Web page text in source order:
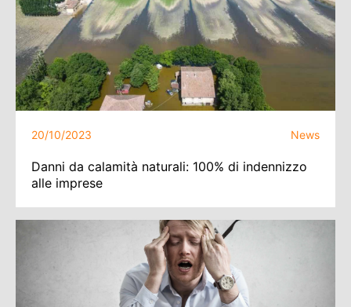
20/10/2023 News
Danni da calamità naturali: 100% di indennizzo
alle imprese